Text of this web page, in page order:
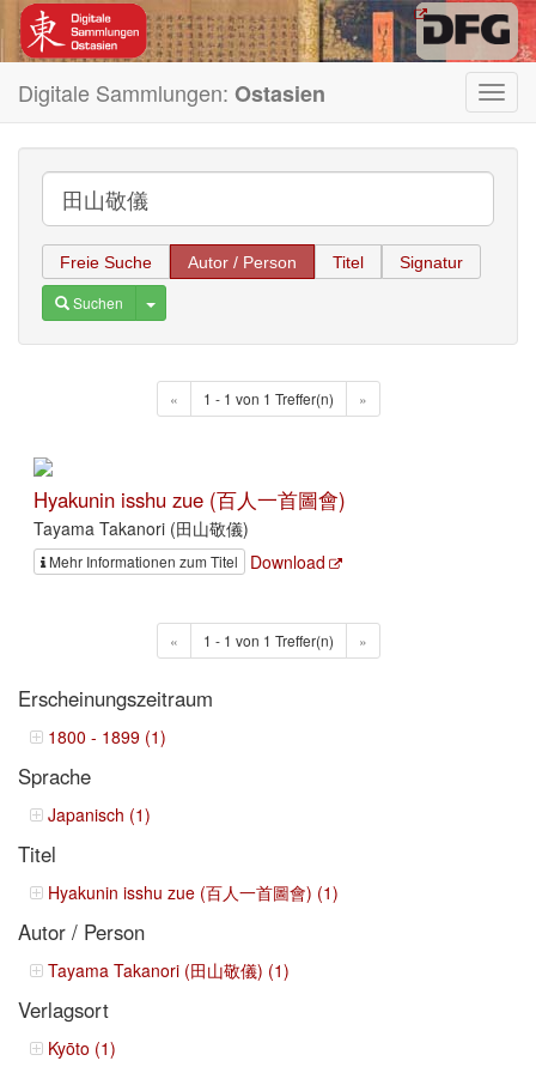
Digitale Sammlungen: Ostasien
Freie Suche Autor / Person Titel Signatur
Suchen Toggle Dropdown
« 1 - 1 von 1 Treffer(n) »
Hyakunin isshu zue (百人一首圖會)
Tayama Takanori (田山敬儀)
Mehr Informationen zum Titel Download
« 1 - 1 von 1 Treffer(n) »
Erscheinungszeitraum
1800 - 1899 (1)
Sprache
Japanisch (1)
Titel
Hyakunin isshu zue (百人一首圖會) (1)
Autor / Person
Tayama Takanori (田山敬儀) (1)
Verlagsort
Kyōto (1)